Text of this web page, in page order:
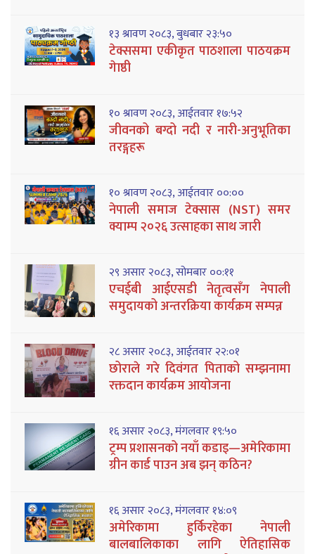
१३ श्रावण २०८३, बुधबार २३:५०
टेक्ससमा एकीकृत पाठशाला पाठयक्रम
गेाष्ठी
१० श्रावण २०८३, आईतवार १७:५२
जीवनको बग्दो नदी र नारी-अनुभूतिका
तरङ्गहरू
१० श्रावण २०८३, आईतवार ००:००
नेपाली समाज टेक्सास (NST) समर
क्याम्प २०२६ उत्साहका साथ जारी
२९ असार २०८३, सोमबार ००:११
एचईबी आईएसडी नेतृत्वसँग नेपाली
समुदायको अन्तरक्रिया कार्यक्रम सम्पन्न
२८ असार २०८३, आईतवार २२:०१
छोराले गरे दिवंगत पिताको सम्झनामा
रक्तदान कार्यक्रम आयोजना
१६ असार २०८३, मंगलवार १९:५०
ट्रम्प प्रशासनको नयाँ कडाइ—अमेरिकामा
ग्रीन कार्ड पाउन अब झन् कठिन?
१६ असार २०८३, मंगलवार १४:०९
अमेरिकामा हुर्किरहेका नेपाली
बालबालिकाका लागि ऐतिहासिक